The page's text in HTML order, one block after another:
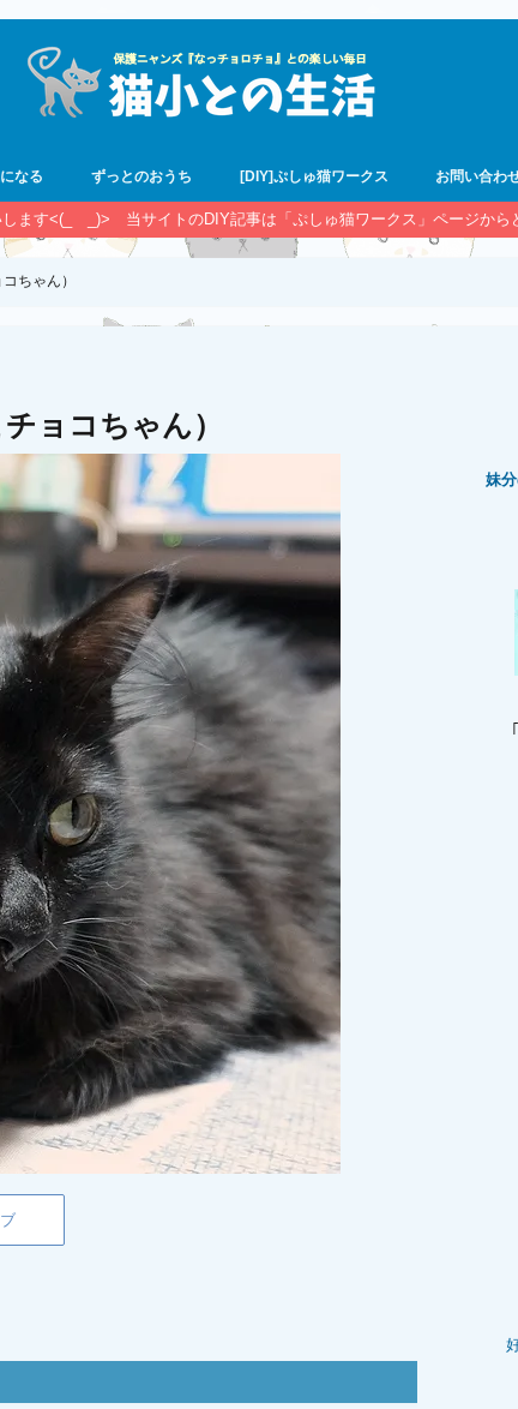
なる ずっとのおうち [DIY]ぷしゅ猫ワークス お問い合わ
します<(_ _)> 当サイトのDIY記事は「ぷしゅ猫ワークス」ページから
ちゃん）
ョコちゃん）
妹